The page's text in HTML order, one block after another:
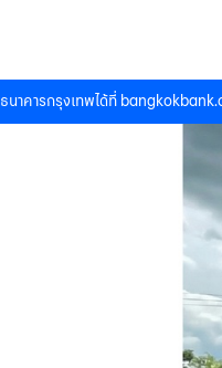
นาคารกรุงเทพได้ที่